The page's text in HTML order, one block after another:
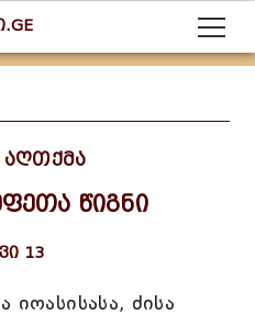
აღთქმა
წიგნი
13
იოასისასა, ძისა